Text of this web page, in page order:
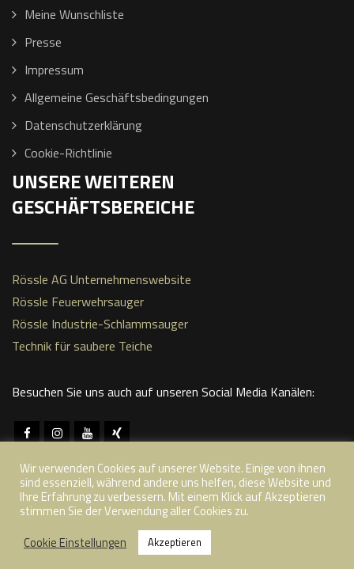
Meine Wunschliste
Presse
Impressum
Allgemeine Geschäftsbedingungen
Datenschutzerklärung
Cookie-Richtlinie
UNSERE WEITEREN
GESCHÄFTSBEREICHE
Rössle AG Unternehmenswebsite
Rössle Feuerwehrsauger
Rössle Industrie-Schlammsauger
Technik für saubere Teiche
Besuchen Sie uns auch auf unseren Social Media Kanälen:
© Copyright 2022 nature-stone.de | Rössle AG -
Natursteine
Wir verwenden Cookies auf unserer Website. Einige von ihnen
sind essenziell, während andere uns helfen, diese Website und
Ihre Erfahrung zu verbessern. Mit einem Klick auf Akzeptieren
stimmen Sie der Verwendung aller Cookies zu.
Cookie Einstellungen
Akzeptieren